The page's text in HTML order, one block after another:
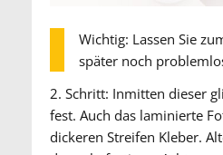
Wichtig: Lassen Sie
später noch
2. Schritt: Inmitten dieser
fest. Auch das laminierte
dickeren Streifen Kleber.